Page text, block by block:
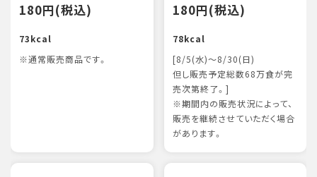
180円(税込)
73kcal
※通常販売商品です。
180円(税込)
78kcal
[8/5(水)～8/30(日)
但し販売予定総数68万食が完
売次第終了。]
※期間内の販売状況によって、
販売を継続させていただく場合
があります。